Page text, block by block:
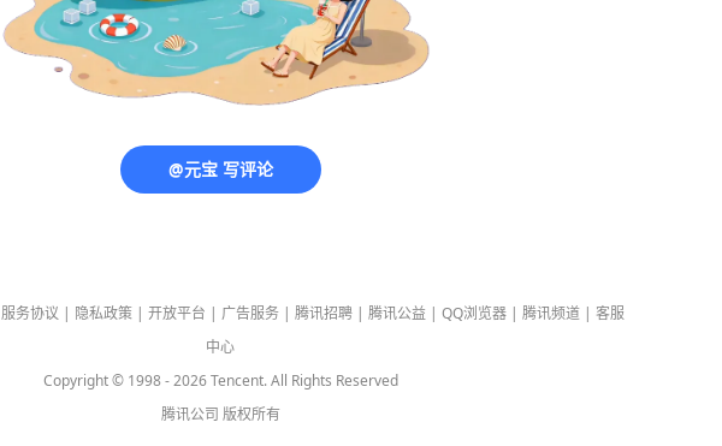
@元宝 写评论
服务协议 | 隐私政策 | 开放平台 | 广告服务 | 腾讯招聘 | 腾讯公益 | QQ浏览器 | 腾讯频道 | 客服
中心
Copyright © 1998 -2026Tencent. All Rights Reserved
腾讯公司 版权所有